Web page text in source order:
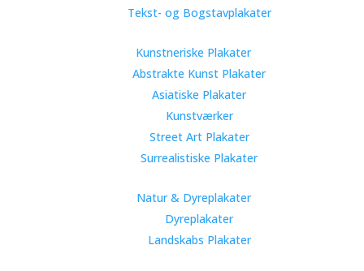
Tekst- og Bogstavplakater
Kunstneriske Plakater
Abstrakte Kunst Plakater
Asiatiske Plakater
Kunstværker
Street Art Plakater
Surrealistiske Plakater
Natur & Dyreplakater
Dyreplakater
Landskabs Plakater